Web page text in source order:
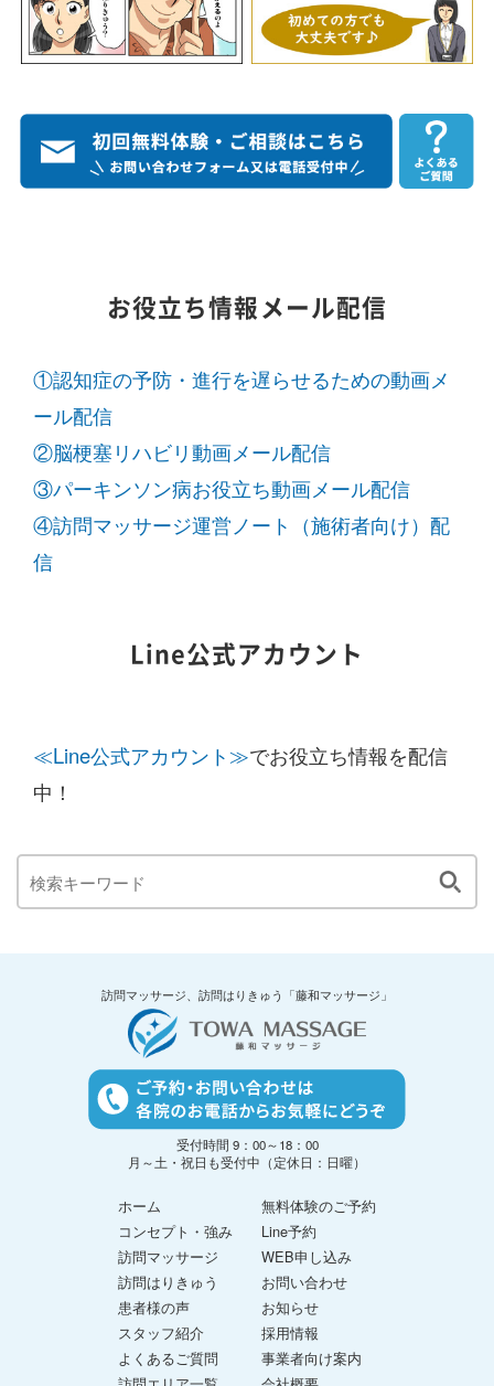
お役立ち情報メール配信
①認知症の予防・進行を遅らせるための動画メ
ール配信
②脳梗塞リハビリ動画メール配信
③パーキンソン病お役立ち動画メール配信
④訪問マッサージ運営ノート（施術者向け）配
信
Line公式アカウント
≪Line公式アカウント≫でお役立ち情報を配信
中！
訪問マッサージ、訪問はりきゅう「藤和マッサージ」
受付時間 9：00～18：00
月～土・祝日も受付中（定休日：日曜）
ホーム
コンセプト・強み
訪問マッサージ
訪問はりきゅう
患者様の声
スタッフ紹介
よくあるご質問
無料体験のご予約
Line予約
WEB申し込み
お問い合わせ
お知らせ
採用情報
事業者向け案内